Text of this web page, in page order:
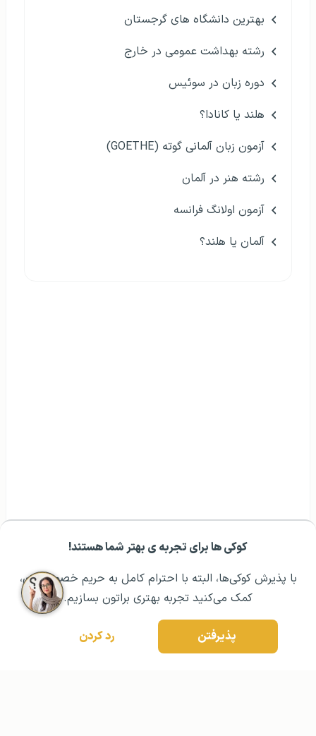
کوکی ها برای تجربه ی بهتر شما هستند!
با پذیرش کوکی‌ها، البته با احترام کامل به حریم خصوصیتون،
کمک می‌کنید تجربه بهتری براتون بسازیم.
پذیرفتن رد کردن
بهترین دانشگاه های گرجستان
رشته بهداشت عمومی در خارج
دوره زبان در سوئیس
هلند یا کانادا؟
آزمون زبان آلمانی گوته (GOETHE)
رشته هنر در آلمان
آزمون اولانگ فرانسه
آلمان یا هلند؟